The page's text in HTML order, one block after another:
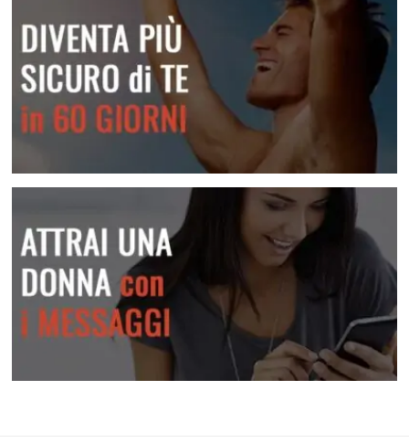
Diventa più sicuro di te